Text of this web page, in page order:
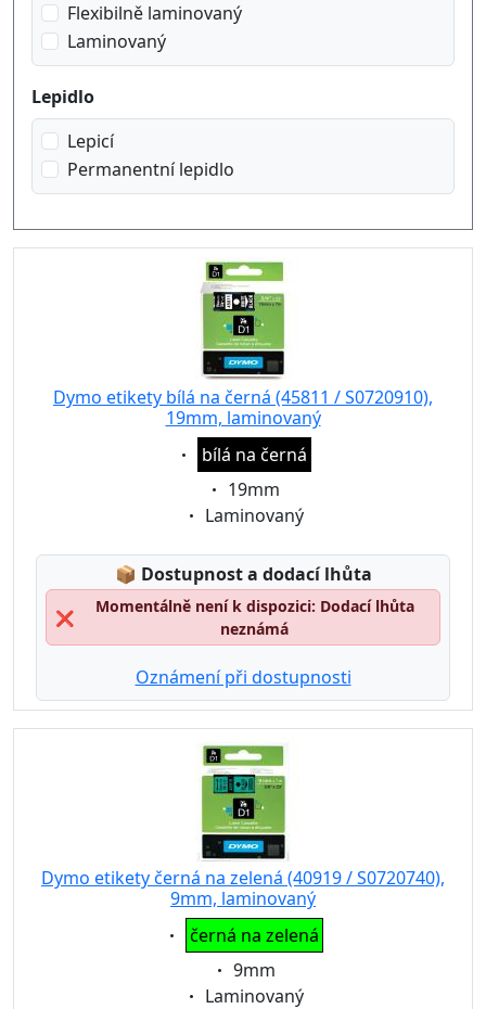
Flexibilně laminovaný
Laminovaný
Lepidlo
Lepicí
Permanentní lepidlo
Dymo etikety bílá na černá (45811 / S0720910),
19mm, laminovaný
Eigenschaft:
bílá na černá
Eigenschaft:
19mm
Eigenschaft:
Laminovaný
📦 Lagerstatus:
Dostupnost a dodací lhůta
❌
Momentálně není k dispozici: Dodací lhůta
neznámá
Oznámení při dostupnosti
Dymo etikety černá na zelená (40919 / S0720740),
9mm, laminovaný
Eigenschaft:
černá na zelená
Eigenschaft:
9mm
Eigenschaft:
Laminovaný